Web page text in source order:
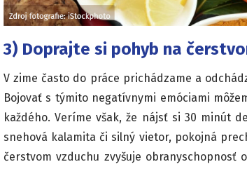
3) Doprajte si pohyb na
V zime často do práce prichádzame a
Bojovať s týmito negatívnymi emóciami
každého. Veríme však, že nájsť si 30 minút
snehová kalamita či silný vietor, pokojná
čerstvom vzduchu zvyšuje obranyschopnosť